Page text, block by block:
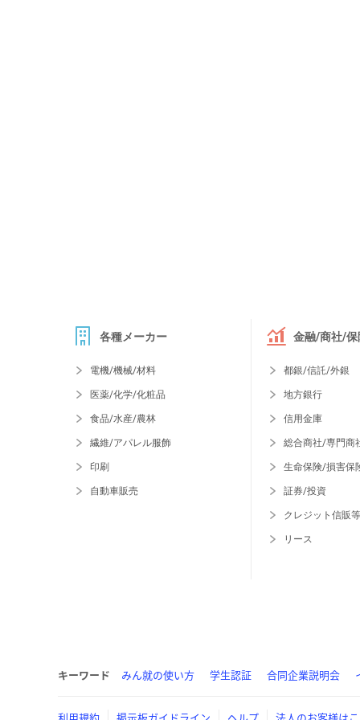
各種メーカー
電機/機械/材料
医薬/化学/化粧品
食品/水産/農林
繊維/アパレル服飾
印刷
自動車販売
金融/商社/保
都銀/信託/外銀
地方銀行
信用金庫
総合商社/専門商
生命保険/損害保
証券/投資
クレジット信販等
リース
キーワード みん就の使い方 学生認証 合同企業説明会